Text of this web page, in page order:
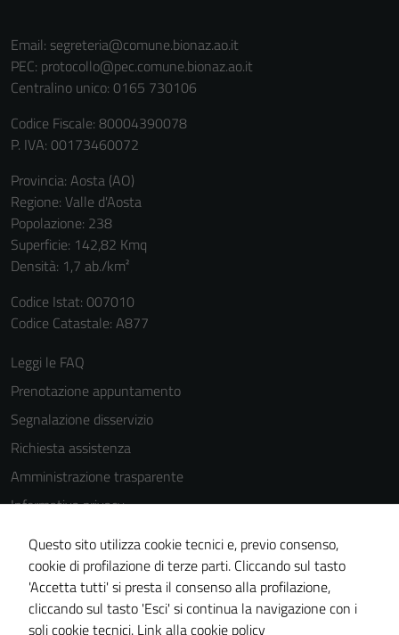
Email: segreteria@comune.bionaz.ao.it
PEC: protocollo@pec.comune.bionaz.ao.it
Centralino unico: 0165 730106
Codice Fiscale: 80004390078
P. IVA: 00173460072
Provincia: Aosta (AO)
Regione: Valle d'Aosta
Popolazione: 238
Superficie: 142,82 Kmq
Densità: 1,7 ab./km²
Codice Istat: 007010
Codice Catastale: A877
Leggi le FAQ
Prenotazione appuntamento
Segnalazione disservizio
Richiesta assistenza
Amministrazione trasparente
Informativa privacy
Cookie Policy
Note legali
Dichiarazione di accessibilità
Piano di miglioramento del sito
Questo sito utilizza cookie tecnici e, previo consenso,
cookie di profilazione di terze parti. Cliccando sul tasto
'Accetta tutti' si presta il consenso alla profilazione,
cliccando sul tasto 'Esci' si continua la navigazione con i
soli cookie tecnici. Link alla cookie policy